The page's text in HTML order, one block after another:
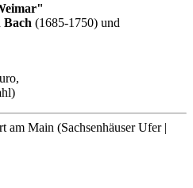
Bach (1685-1750) und
am Main (Sachsenhäuser Ufer |